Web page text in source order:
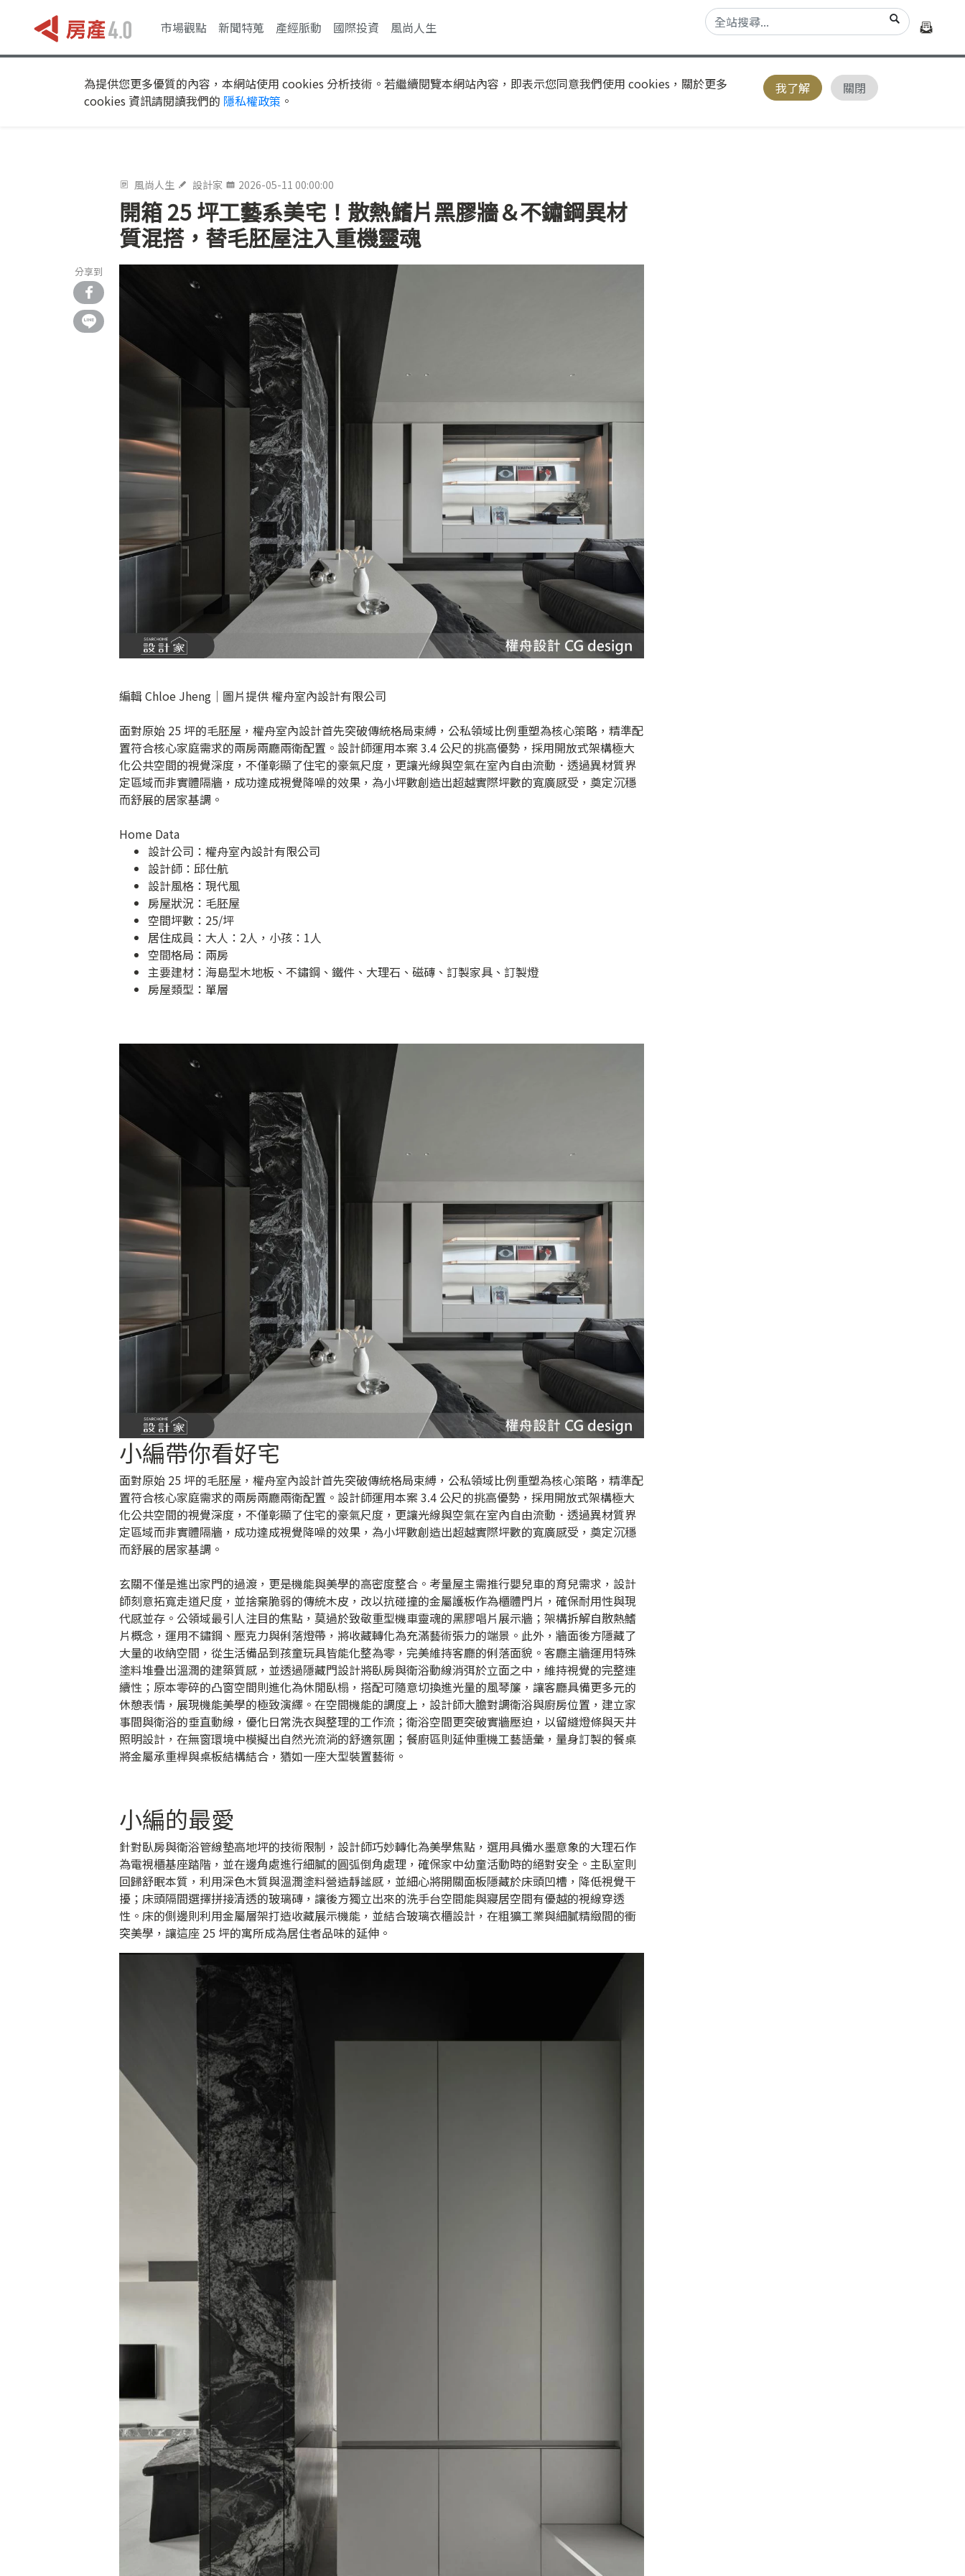
市場觀點 新聞特蒐 產經脈動 國際投資 風尚人生
為提供您更多優質的內容，本網站使用 cookies 分析技術。若繼續閱覽本網站內容，即表示您同意我們使用 cookies，關於更多
cookies 資訊請閱讀我們的 隱私權政策 。
我了解 關閉
風尚人生 設計家 2026-05-11 00:00:00
開箱 25 坪工藝系美宅！散熱鰭片黑膠牆＆不鏽鋼異材
質混搭，替毛胚屋注入重機靈魂
分享到
編輯 Chloe Jheng｜圖片提供 權舟室內設計有限公司
面對原始 25 坪的毛胚屋，權舟室內設計首先突破傳統格局束縛，公私領域比例重塑為核心策略，精準配
置符合核心家庭需求的兩房兩廳兩衛配置。設計師運用本案 3.4 公尺的挑高優勢，採用開放式架構極大
化公共空間的視覺深度，不僅彰顯了住宅的豪氣尺度，更讓光線與空氣在室內自由流動．透過異材質界
定區域而非實體隔牆，成功達成視覺降噪的效果，為小坪數創造出超越實際坪數的寬廣感受，奠定沉穩
而舒展的居家基調。
Home Data
設計公司： 權舟室內設計有限公司
設計師：邱仕航
設計風格：現代風
房屋狀況：毛胚屋
空間坪數：25/坪
居住成員：大人：2人，小孩：1人
空間格局：兩房
主要建材：海島型木地板、不鏽鋼、鐵件、大理石、磁磚、訂製家具、訂製燈
房屋類型：單層
小編帶你看好宅
面對原始 25 坪的毛胚屋，權舟室內設計首先突破傳統格局束縛，公私領域比例重塑為核心策略，精準配
置符合核心家庭需求的兩房兩廳兩衛配置。設計師運用本案 3.4 公尺的挑高優勢，採用開放式架構極大
化公共空間的視覺深度，不僅彰顯了住宅的豪氣尺度，更讓光線與空氣在室內自由流動．透過異材質界
定區域而非實體隔牆，成功達成視覺降噪的效果，為小坪數創造出超越實際坪數的寬廣感受，奠定沉穩
而舒展的居家基調。
玄關不僅是進出家門的過渡，更是機能與美學的高密度整合。考量屋主需推行嬰兒車的育兒需求，設計
師刻意拓寬走道尺度，並捨棄脆弱的傳統木皮，改以抗碰撞的金屬護板作為櫃體門片，確保耐用性與現
代感並存。公領域最引人注目的焦點，莫過於致敬重型機車靈魂的黑膠唱片展示牆；架構拆解自散熱鰭
片概念，運用不鏽鋼、壓克力與俐落燈帶，將收藏轉化為充滿藝術張力的端景。此外，牆面後方隱藏了
大量的收納空間，從生活備品到孩童玩具皆能化整為零，完美維持客廳的俐落面貌。客廳主牆運用特殊
塗料堆疊出溫潤的建築質感，並透過隱藏門設計將臥房與衛浴動線消弭於立面之中，維持視覺的完整連
續性；原本零碎的凸窗空間則進化為休閒臥榻，搭配可隨意切換進光量的風琴簾，讓客廳具備更多元的
休憩表情，展現機能美學的極致演繹。在空間機能的調度上，設計師大膽對調衛浴與廚房位置，建立家
事間與衛浴的垂直動線，優化日常洗衣與整理的工作流；衛浴空間更突破實牆壓迫，以留縫燈條與天井
照明設計，在無窗環境中模擬出自然光流淌的舒適氛圍；餐廚區則延伸重機工藝語彙，量身訂製的餐桌
將金屬承重桿與桌板結構結合，猶如一座大型裝置藝術。
小編的最愛
針對臥房與衛浴管線墊高地坪的技術限制，設計師巧妙轉化為美學焦點，選用具備水墨意象的大理石作
為電視櫃基座踏階，並在邊角處進行細膩的圓弧倒角處理，確保家中幼童活動時的絕對安全。主臥室則
回歸舒眠本質，利用深色木質與溫潤塗料營造靜謐感，並細心將開關面板隱藏於床頭凹槽，降低視覺干
擾；床頭隔間選擇拼接清透的玻璃磚，讓後方獨立出來的洗手台空間能與寢居空間有優越的視線穿透
性。床的側邊則利用金屬層架打造收藏展示機能，並結合玻璃衣櫃設計，在粗獷工業與細膩精緻間的衝
突美學，讓這座 25 坪的寓所成為居住者品味的延伸。